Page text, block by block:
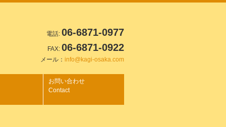
電話: 06-6871-0977
FAX: 06-6871-0922
メール： info@kagi-osaka.com
お問い合わせ
Contact